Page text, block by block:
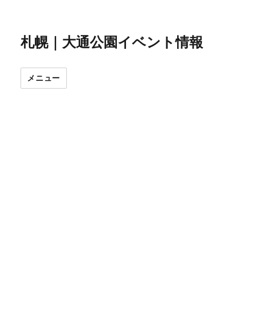
札幌｜大通公園イベント情報
メニュー